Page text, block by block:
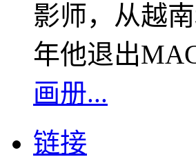
影师，从越
年他退出
画册...
链接